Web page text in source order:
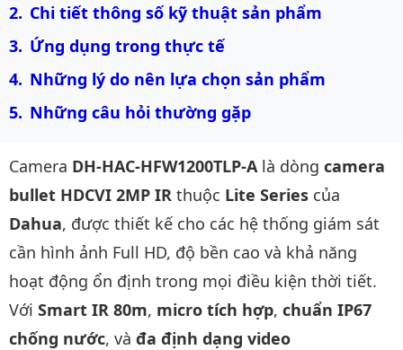
Chi tiết thông số kỹ thuật sản phẩm
Ứng dụng trong thực tế
Những lý do nên lựa chọn sản phẩm
Những câu hỏi thường gặp
Camera DH-HAC-HFW1200TLP-A là dòng camera
bullet HDCVI 2MP IR thuộc Lite Series của
Dahua, được thiết kế cho các hệ thống giám sát
cần hình ảnh Full HD, độ bền cao và khả năng
hoạt động ổn định trong mọi điều kiện thời tiết.
Với Smart IR 80m, micro tích hợp, chuẩn IP67
chống nước, và đa định dạng video